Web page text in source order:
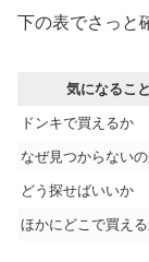
下の表でさっと
気になること
ドンキで買えるか
なぜ見つからない
どう探せばいいか
ほかにどこで買え